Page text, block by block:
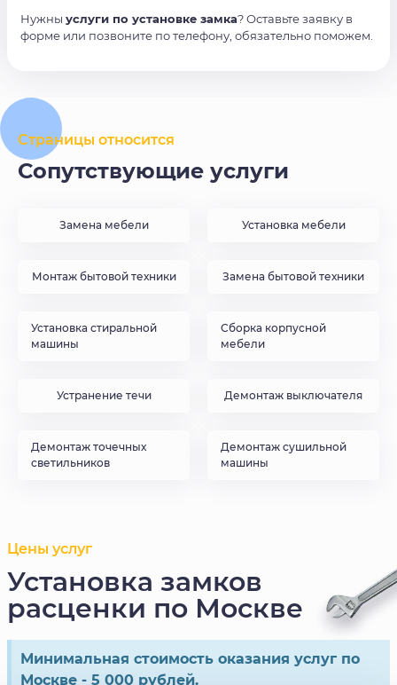
Нужны услуги по установке замка? Оставьте заявку в
форме или позвоните по телефону, обязательно поможем.
Страницы относится
Сопутствующие услуги
Замена мебели Установка мебели
Монтаж бытовой техники Замена бытовой техники
Установка стиральной
машины
Сборка корпусной
мебели
Устранение течи Демонтаж выключателя
Демонтаж точечных
светильников
Демонтаж сушильной
машины
Цены услуг
Установка замков
расценки по Москве
Минимальная стоимость оказания услуг по
Москве - 5 000 рублей.